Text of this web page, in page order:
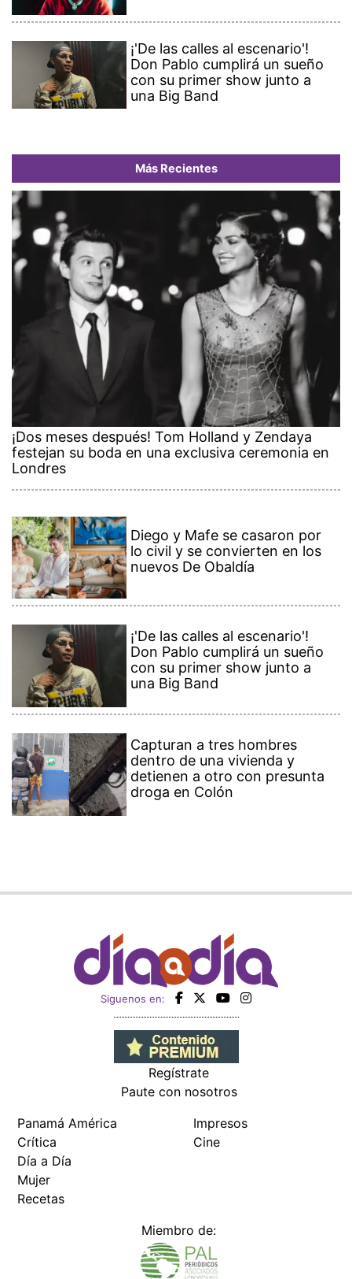
¡'De las calles al escenario'!
Don Pablo cumplirá un sueño
con su primer show junto a
una Big Band
Más Recientes
¡Dos meses después! Tom Holland y Zendaya
festejan su boda en una exclusiva ceremonia en
Londres
Diego y Mafe se casaron por
lo civil y se convierten en los
nuevos De Obaldía
¡'De las calles al escenario'!
Don Pablo cumplirá un sueño
con su primer show junto a
una Big Band
Capturan a tres hombres
dentro de una vivienda y
detienen a otro con presunta
droga en Colón
Siguenos en:
Regístrate
Paute con nosotros
Panamá América
Crítica
Día a Día
Mujer
Recetas
Impresos
Cine
Miembro de: